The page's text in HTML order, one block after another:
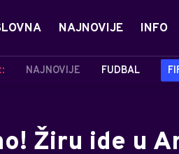
NAJNOVIJE INFO
NAJNOVIJE FUDBAL
Žiru ide u